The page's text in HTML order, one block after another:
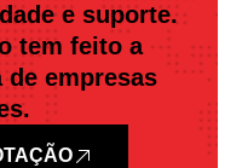
e suporte.
tem feito a
empresas